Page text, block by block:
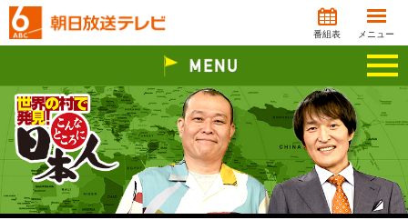
番組表 メニュー